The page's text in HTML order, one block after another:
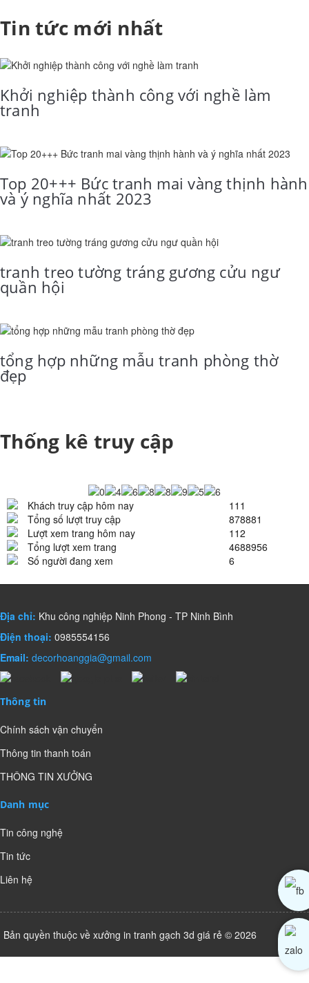
Tin tức mới nhất
Khởi nghiệp thành công với nghề làm
tranh
Top 20+++ Bức tranh mai vàng thịnh hành
và ý nghĩa nhất 2023
tranh treo tường tráng gương cửu ngư
quần hội
tổng hợp những mẫu tranh phòng thờ
đẹp
Thống kê truy cập
Khách truy cập hôm nay
111
Tổng số lượt truy cập
878881
Lượt xem trang hôm nay
112
Tổng lượt xem trang
4688956
Số người đang xem
6
Địa chỉ: Khu công nghiệp Ninh Phong - TP Ninh Bình
Điện thoại: 0985554156
Email: decorhoanggia@gmail.com
Thông tin
Chính sách vận chuyển
Thông tin thanh toán
THÔNG TIN XƯỞNG
Danh mục
Tin công nghệ
Tin tức
Liên hệ
Bản quyền thuộc về xưởng in tranh gạch 3d giá rẻ © 2026